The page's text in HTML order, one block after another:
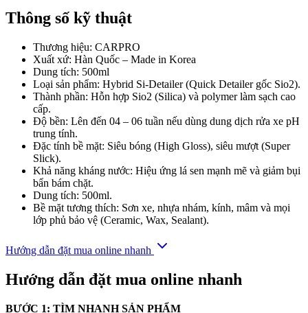
Thông số kỹ thuật
Thương hiệu: CARPRO
Xuất xứ: Hàn Quốc – Made in Korea
Dung tích: 500ml
Loại sản phẩm: Hybrid Si-Detailer (Quick Detailer gốc Sio2).
Thành phần: Hỗn hợp Sio2 (Silica) và polymer làm sạch cao
cấp.
Độ bền: Lên đến 04 – 06 tuần nếu dùng dung dịch rửa xe pH
trung tính.
Đặc tính bề mặt: Siêu bóng (High Gloss), siêu mượt (Super
Slick).
Khả năng kháng nước: Hiệu ứng lá sen mạnh mẽ và giảm bụi
bẩn bám chặt.
Dung tích: 500ml.
Bề mặt tương thích: Sơn xe, nhựa nhám, kính, mâm và mọi
lớp phủ bảo vệ (Ceramic, Wax, Sealant).
Hướng dẫn đặt mua online nhanh
Hướng dẫn đặt mua online nhanh
BƯỚC 1: TÌM NHANH SẢN PHẨM